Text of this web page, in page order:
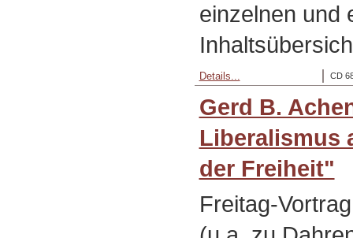
einzelnen und
CD
Details...
Gerd B.
Liberalismus
der Freiheit"
Freitag-